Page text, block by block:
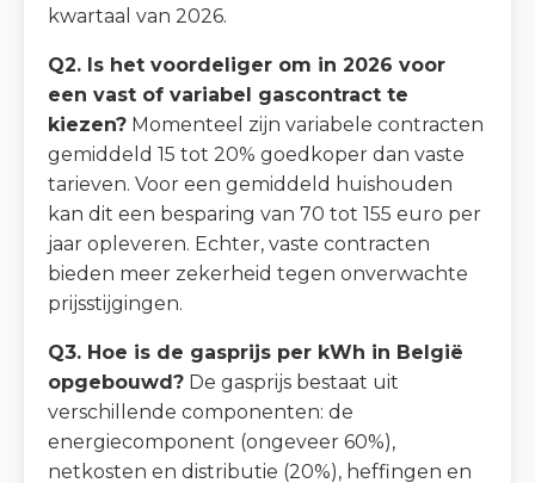
kwartaal van 2026.
Q2. Is het voordeliger om in 2026 voor
een vast of variabel gascontract te
kiezen? Momenteel zijn variabele contracten
gemiddeld 15 tot 20% goedkoper dan vaste
tarieven. Voor een gemiddeld huishouden
kan dit een besparing van 70 tot 155 euro per
jaar opleveren. Echter, vaste contracten
bieden meer zekerheid tegen onverwachte
prijsstijgingen.
Q3. Hoe is de gasprijs per kWh in België
opgebouwd? De gasprijs bestaat uit
verschillende componenten: de
energiecomponent (ongeveer 60%),
netkosten en distributie (20%), heffingen en